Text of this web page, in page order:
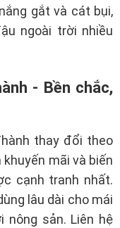
gắt và cát bụi,
ngoài trời nhiều
- Bền chắc,
thay đổi theo
mãi và biến
cạnh tranh nhất.
lâu dài cho mái
nông sản. Liên hệ